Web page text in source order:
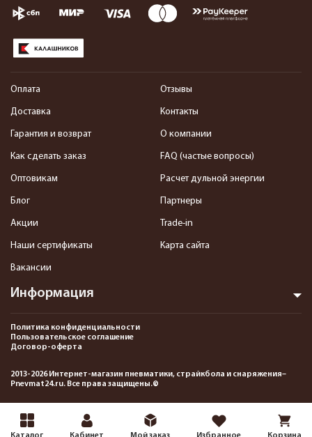
Информация
Оплата
Доставка
Гарантия и возврат
Как сделать заказ
Оптовикам
Блог
Акции
Наши сертификаты
Вакансии
Отзывы
Контакты
О компании
FAQ (частые вопросы)
Расчет дульной энергии
Партнеры
Trade-in
Карта сайта
Политика конфиденциальности
Пользовательское соглашение
Договор-оферта
2013-2026 Интернет-магазин пневматики, страйкбола и снаряжения–
Pnevmat24.ru. Все права защищены.©